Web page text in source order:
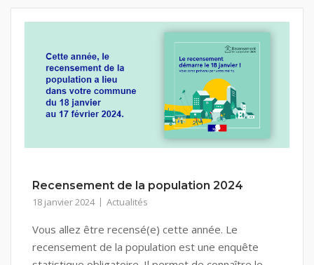
Recensement de la population 2024
18 janvier 2024 Actualités
Vous allez être recensé(e) cette année. Le
recensement de la population est une enquête